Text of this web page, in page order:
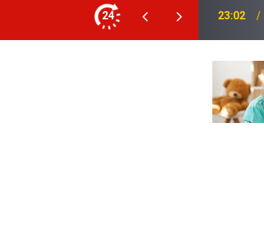
24
Kadro Taleplerine Yanıt ve 2026-2027
22:32